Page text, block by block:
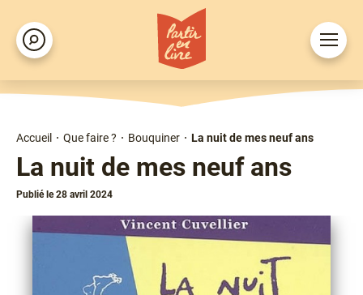
Aller
au
contenu
principal
Rechercher
Ouvrir
le
d'Ariane
Accueil Que faire ? Bouquiner La nuit de mes neuf ans
La nuit de mes neuf ans
Publié le 28 avril 2024